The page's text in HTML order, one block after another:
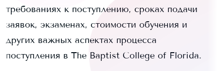
требованиях к поступлению, сроках подачи
заявок, экзаменах, стоимости обучения и
других важных аспектах процесса
поступления в The Baptist College of Florida.